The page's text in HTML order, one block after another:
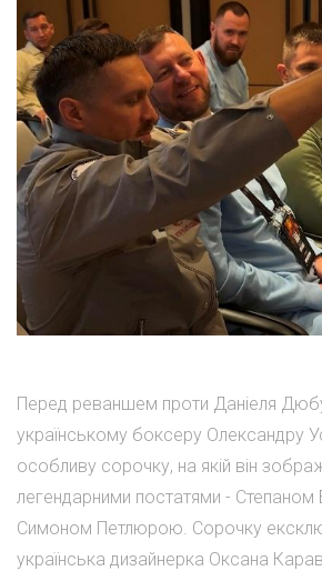
Перед реваншем проти Даніеля
українському боксеру Олександру
особливу сорочку, на якій він
легендарними постатями -
Симоном Петлюрою. Сорочку
українська дизайнерка Оксана